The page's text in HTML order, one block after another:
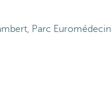
Parc